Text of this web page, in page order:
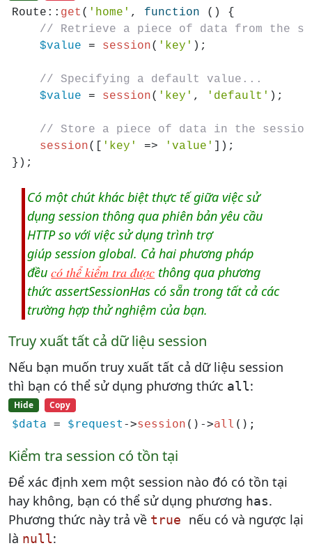
Route:: get ( 'home' , function () {
// Retrieve a piece of data from the
$value = session( 'key' );
// Specifying a default value...
$value = session( 'key' , 'default' );
// Store a piece of data in the
session([ 'key' => 'value'
]);
Có một chút khác biệt thực tế giữa việc sử
dụng session thông qua phiên bản yêu cầu
HTTP so với việc sử dụng trình trợ
giúp session global. Cả hai phương pháp
đềucó thể kiểm tra được thông qua phương
thức assertSessionHas có sẵn trong tất cả các
trường hợp thử nghiệm của bạn.
Truy xuất tất cả dữ liệu session
Nếu bạn muốn truy xuất tất cả dữ liệu session
thì bạn có thể sử dụng phương thức all:
Hide Copy
$data = $request ->session ()->all ();
Kiểm tra session có tồn tại
Để xác định xem một session nào đó có tồn tại
hay không, bạn có thể sử dụng phương has.
Phương thức này trả về true nếu có và ngược lại
là null: